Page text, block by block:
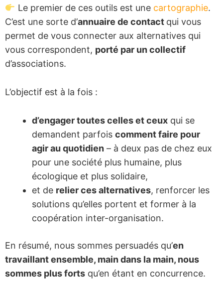
Le premier de ces outils est une cartographie.
C’est une sorte d’annuaire de contact qui vous
permet de vous connecter aux alternatives qui
vous correspondent, porté par un collectif
d’associations.
L’objectif est à la fois :
d’engager toutes celles et ceux qui se
demandent parfois comment faire pour
agir au quotidien – à deux pas de chez eux
pour une société plus humaine, plus
écologique et plus solidaire,
et de relier ces alternatives, renforcer les
solutions qu’elles portent et former à la
coopération inter-organisation.
En résumé, nous sommes persuadés qu’en
travaillant ensemble, main dans la main, nous
sommes plus forts qu’en étant en concurrence.